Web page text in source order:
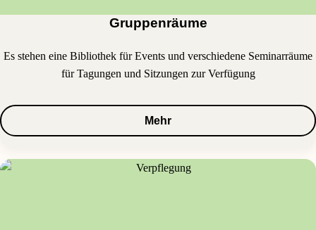
Gruppenräume
Es stehen eine Bibliothek für Events und verschiedene Seminarräume
für Tagungen und Sitzungen zur Verfügung
Mehr